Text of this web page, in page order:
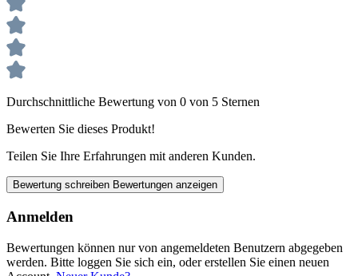
Durchschnittliche Bewertung von 0 von 5 Sternen
Bewerten Sie dieses Produkt!
Teilen Sie Ihre Erfahrungen mit anderen Kunden.
Bewertung schreiben Bewertungen anzeigen
Anmelden
Bewertungen können nur von angemeldeten Benutzern abgegeben
werden. Bitte loggen Sie sich ein, oder erstellen Sie einen neuen